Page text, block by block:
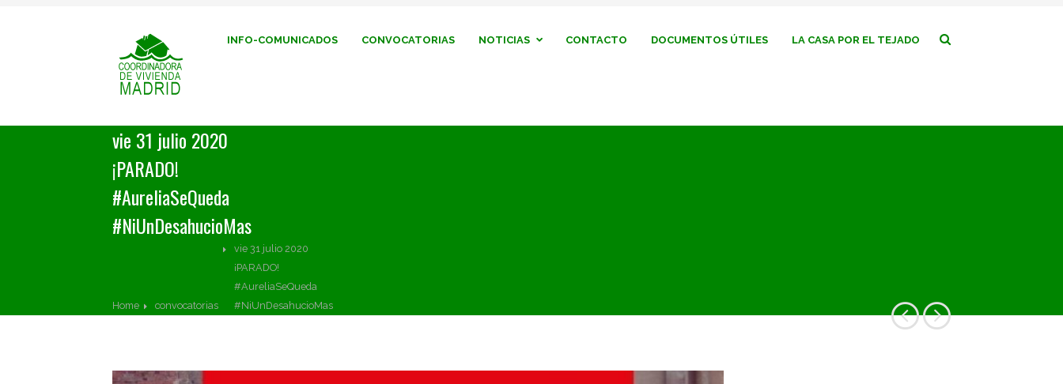
INFO-COMUNICADOS CONVOCATORIAS NOTICIAS CONTACTO DOCUMENTOS ÚTILES LA CASA POR EL TEJADO
vie 31 julio 2020
¡PARADO!
#AureliaSeQueda
#NiUnDesahucioMas
Home convocatorias
vie 31 julio 2020
¡PARADO!
#AureliaSeQueda
#NiUnDesahucioMas